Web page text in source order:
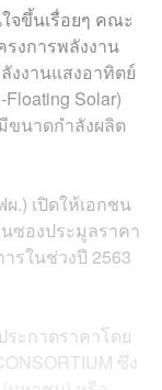
จขึ้นเรื่อยๆ คณะ
งการพลังงาน
งงานแสงอาทิตย์
Solar)
ขนาดกำลังผลิต
.) เปิดให้เอกชน
ซองประมูลราคา
รในช่วงปี 2563
ระกวดราคาโดย
ซึ่ง